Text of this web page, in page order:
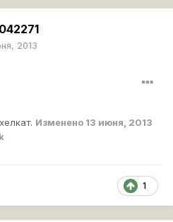
2013
Изменено 13 июня, 2013
1